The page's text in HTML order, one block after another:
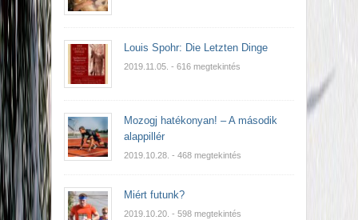
Louis Spohr: Die Letzten Dinge
2019.11.05. - 616 megtekintés
Mozogj hatékonyan! – A második
alappillér
2019.10.28. - 468 megtekintés
Miért futunk?
2019.10.20. - 598 megtekintés